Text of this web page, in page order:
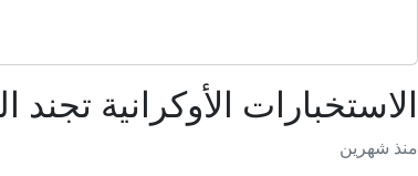
لليوم الثاني..
استطلاع:
الاستخبارات الأوكرانية
منذ شهرين